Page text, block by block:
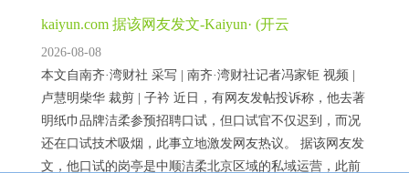
kaiyun.com 据该网友发文-Kaiyun· (开云
2026-08-08
本文自南齐·湾财社 采写 | 南齐·湾财社记者冯家钜 视频 |
卢慧明柴华 裁剪 | 子衿 近日，有网友发帖投诉称，他去著
明纸巾品牌洁柔参预招聘口试，但口试官不仅迟到，而况
还在口试技术吸烟，此事立地激发网友热议。 据该网友发
文，他口试的岗亭是中顺洁柔北京区域的私域运营，此前